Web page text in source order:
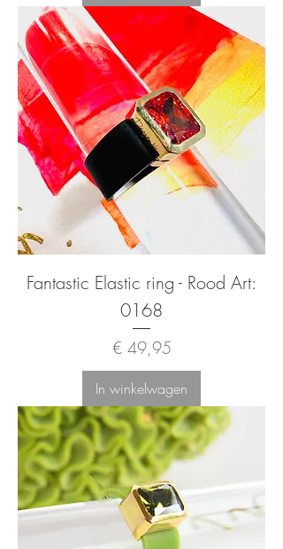
Fantastic Elastic ring - Rood Art:
0168
Prijs
€ 49,95
In winkelwagen